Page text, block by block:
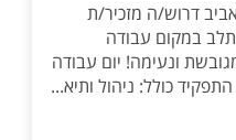
דרוש/ה מזכיר/ת
במקום עבודה
ונעימה! יום עבודה
כולל: ניהול ותיא...